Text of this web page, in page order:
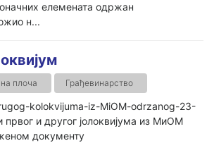
елемената одржан
н...
плоча Грађевинарство
kolokvijuma-iz-MiOM-odrzanog-23-
првог и другог јолоквијума из МиОМ
документу